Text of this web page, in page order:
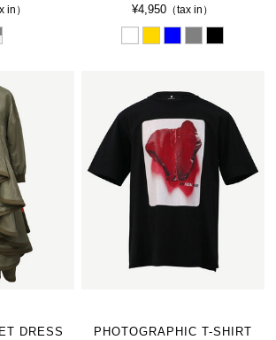
in）
¥4,950 （tax in）
DRESS
PHOTOGRAPHIC T-SHIRT